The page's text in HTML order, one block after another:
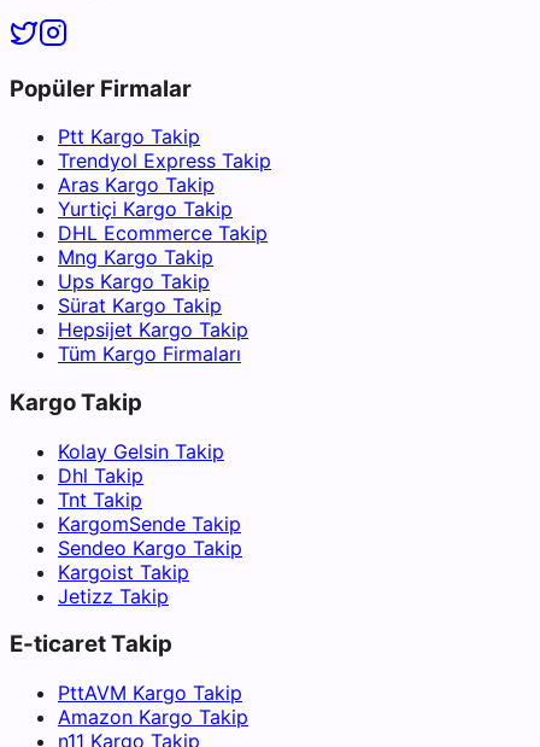
Popüler Firmalar
Ptt Kargo Takip
Trendyol Express Takip
Aras Kargo Takip
Yurtiçi Kargo Takip
DHL Ecommerce Takip
Mng Kargo Takip
Ups Kargo Takip
Sürat Kargo Takip
Hepsijet Kargo Takip
Tüm Kargo Firmaları
Kargo Takip
Kolay Gelsin Takip
Dhl Takip
Tnt Takip
KargomSende Takip
Sendeo Kargo Takip
Kargoist Takip
Jetizz Takip
E-ticaret Takip
PttAVM Kargo Takip
Amazon Kargo Takip
n11 Kargo Takip